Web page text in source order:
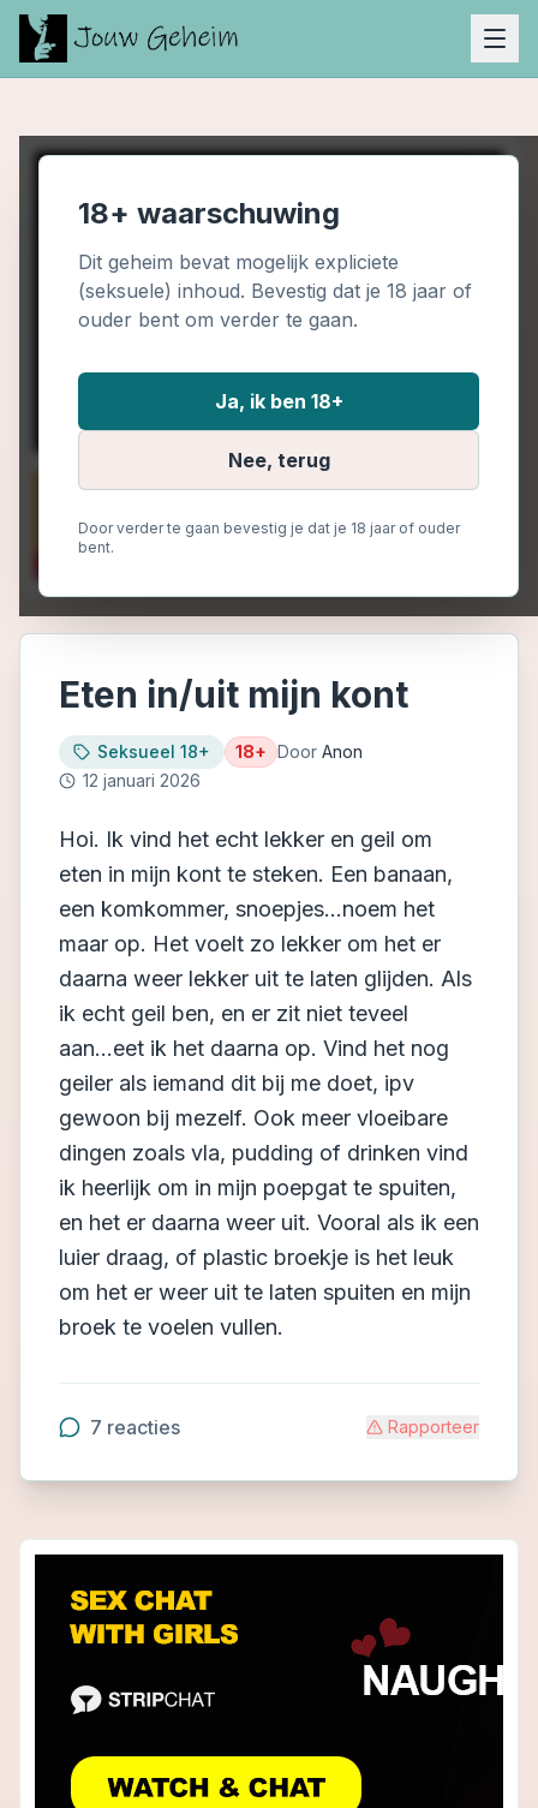
18+ waarschuwing
Dit geheim bevat mogelijk expliciete
(seksuele) inhoud. Bevestig dat je 18 jaar of
ouder bent om verder te gaan.
Ja, ik ben 18+
Nee, terug
Door verder te gaan bevestig je dat je 18 jaar of ouder
bent.
Eten in/uit mijn kont
Seksueel 18+ 18+ Door Anon
12 januari 2026
Hoi. Ik vind het echt lekker en geil om
eten in mijn kont te steken. Een banaan,
een komkommer, snoepjes...noem het
maar op. Het voelt zo lekker om het er
daarna weer lekker uit te laten glijden. Als
ik echt geil ben, en er zit niet teveel
aan...eet ik het daarna op. Vind het nog
geiler als iemand dit bij me doet, ipv
gewoon bij mezelf. Ook meer vloeibare
dingen zoals vla, pudding of drinken vind
ik heerlijk om in mijn poepgat te spuiten,
en het er daarna weer uit. Vooral als ik een
luier draag, of plastic broekje is het leuk
om het er weer uit te laten spuiten en mijn
broek te voelen vullen.
7 reacties Rapporteer